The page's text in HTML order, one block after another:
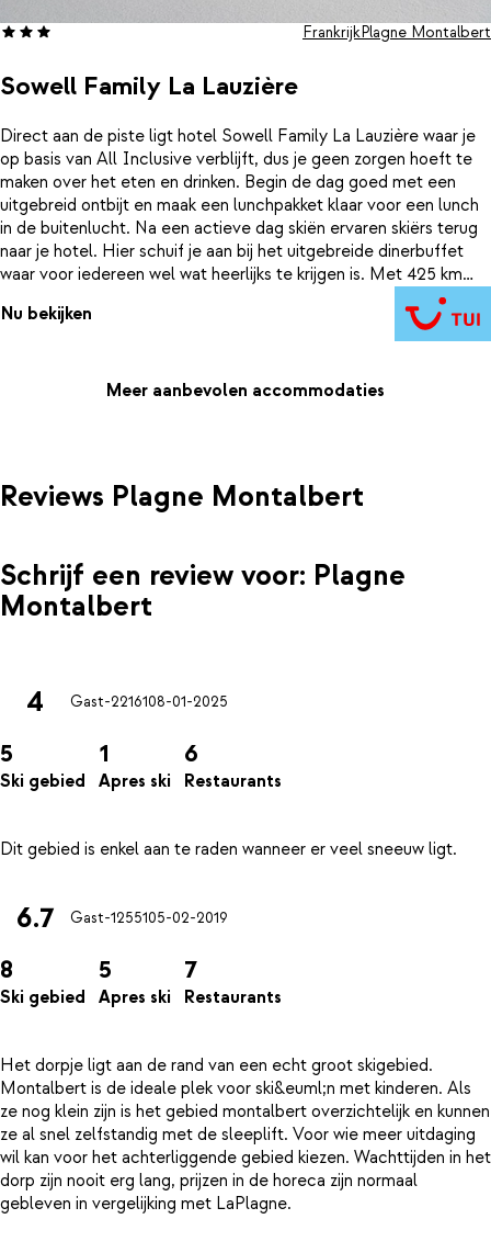
Sowell Family La Lauzière
FrankrijkPlagne Montalbert
Direct aan de piste ligt hotel Sowell Family La Lauzière waar je
op basis van All Inclusive verblijft, dus je geen zorgen hoeft te
maken over het eten en drinken. Begin de dag goed met een
uitgebreid ontbijt en maak een lunchpakket klaar voor een lunch
in de buitenlucht. Na een actieve dag skiën ervaren skiërs terug
naar je hotel. Hier schuif je aan bij het uitgebreide dinerbuffet
waar voor iedereen wel wat heerlijks te krijgen is. Met 425 km
aan skipistes is dit gebied het op een na grootste skigebied ter
wereld, gedomineerd door het uitzicht op de de Mont Blanc.
Naast skiën zijn hier nog veel meer activiteiten mogelijk zoals
rodelen. Kortom een verblijf in Sowell Family La Lauzière is
Nu bekijken
Meer aanbevolen accommodaties
Reviews Plagne Montalbert
Schrijf een review voor: Plagne
Montalbert
4 Gast-2216108-01-2025
5
Ski gebied
1
Apres ski
6
Restaurants
6.7 Gast-1255105-02-2019
8
Ski gebied
5
Apres ski
7
Restaurants
Het dorpje ligt aan de rand van een echt groot skigebied.
Montalbert is de ideale plek voor ski&euml;n met kinderen. Als
ze nog klein zijn is het gebied montalbert overzichtelijk en kunnen
ze al snel zelfstandig met de sleeplift. Voor wie meer uitdaging
wil kan voor het achterliggende gebied kiezen. Wachttijden in het
dorp zijn nooit erg lang, prijzen in de horeca zijn normaal